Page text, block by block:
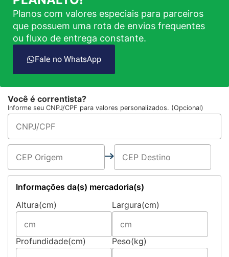
Planos com valores especiais para parceiros
que possuem uma rota de envios frequentes
ou fluxo de entrega constante.
Fale no WhatsApp
Você é correntista?
Informe seu CNPJ/CPF para valores personalizados. (Opcional)
Informações da(s) mercadoria(s)
Altura(cm)
Largura(cm)
Profundidade(cm) Peso(kg)